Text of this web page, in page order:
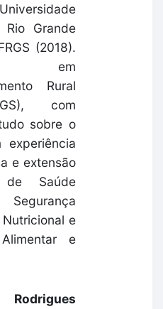
Rio Grande
(2018).
em
Rural
com
sobre o
experiência
e extensão
Saúde
e
e